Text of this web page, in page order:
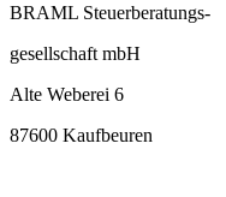
BRAML Steuerberatungs-
gesellschaft mbH
Alte Weberei 6
87600 Kaufbeuren